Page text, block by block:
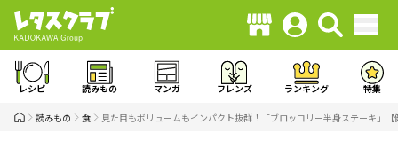
レシピ 読みもの マンガ フレンズ ランキング 特集
読みもの 食 見た目もボリュームもインパクト抜群！「ブロッコリー半身ステーキ」